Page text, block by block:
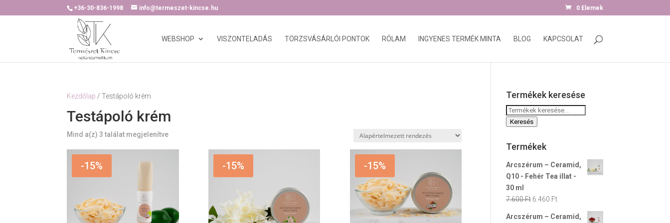
+36-30-836-1998 info@termeszet-kincse.hu 0 Elemek
WEBSHOP VISZONTELADÁS TÖRZSVÁSÁRLÓI PONTOK RÓLAM INGYENES TERMÉK MINTA BLOG KAPCSOLAT
Kezdőlap / Testápoló krém
Testápoló krém
Mind a(z) 3 találat megjelenítve
-15% -15% -15%
Termékek keresése
Keresés
Keresés
Termékek
Arcszérum – Ceramid,
Q10 - Fehér Tea illat -
30 ml
7.600Ft Original
6.460 FtCurrent
Arcszérum – Ceramid,